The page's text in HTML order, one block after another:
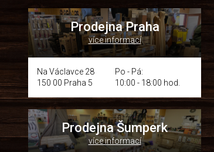
Prodejna Praha
více informací
Na Václavce 28
150 00 Praha 5
Po - Pá:
10:00 - 18:00 hod.
Prodejna Šumperk
více informací